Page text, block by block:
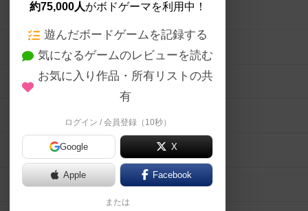
約75,000人がボドゲーマを利用中！
遊んだボードゲームを記録する
気になるゲームのレビューを読む
お気に入り作品・所有リストの共
有
ログイン / 会員登録（10秒）
Google X
Apple Facebook
または
ボードゲームの新着レビュー
ボードゲーム会情報
メカニクス特集
掲示板・トピックス
ボドとも・会員一覧
ボードゲーム業界コラム